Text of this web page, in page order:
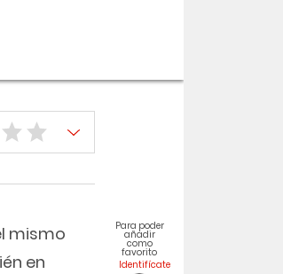
mismo
en
Para poder
añadir
como
favorito